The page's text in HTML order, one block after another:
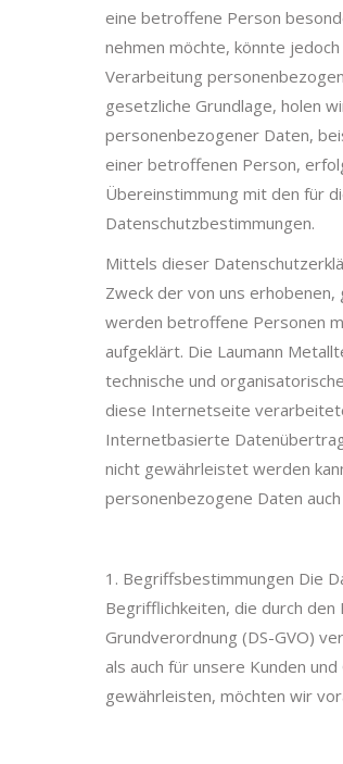
eine betroffene Person
nehmen möchte, könnte
Verarbeitung
gesetzliche Grundlage, holen
personenbezogener Daten,
einer betroffenen Person,
Übereinstimmung mit den für
Datenschutzbestimmungen.
Mittels dieser
Zweck der von uns
werden betroffene Personen
aufgeklärt. Die Laumann
technische und
diese Internetseite
Internetbasierte
nicht gewährleistet werden
personenbezogene Daten
1. Begriffsbestimmungen Die
Begrifflichkeiten, die durch
Grundverordnung (DS-GVO)
als auch für unsere Kunden
gewährleisten, möchten wir